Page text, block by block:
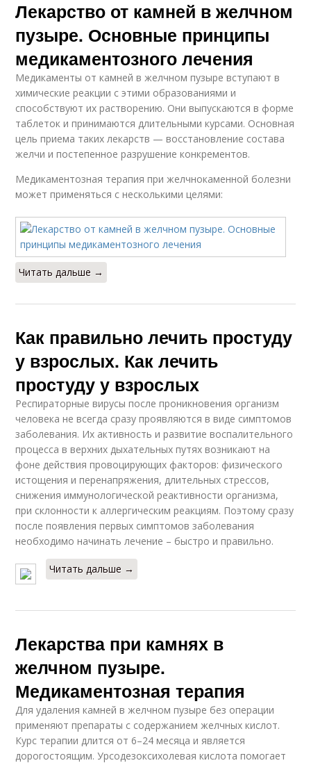
Лекарство от камней в желчном
пузыре. Основные принципы
медикаментозного лечения
Медикаменты от камней в желчном пузыре вступают в
химические реакции с этими образованиями и
способствуют их растворению. Они выпускаются в форме
таблеток и принимаются длительными курсами. Основная
цель приема таких лекарств — восстановление состава
желчи и постепенное разрушение конкрементов.
Медикаментозная терапия при желчнокаменной болезни
может применяться с несколькими целями:
Читать дальше →
Как правильно лечить простуду
у взрослых. Как лечить
простуду у взрослых
Респираторные вирусы после проникновения организм
человека не всегда сразу проявляются в виде симптомов
заболевания. Их активность и развитие воспалительного
процесса в верхних дыхательных путях возникают на
фоне действия провоцирующих факторов: физического
истощения и перенапряжения, длительных стрессов,
снижения иммунологической реактивности организма,
при склонности к аллергическим реакциям. Поэтому сразу
после появления первых симптомов заболевания
необходимо начинать лечение – быстро и правильно.
Читать дальше →
Лекарства при камнях в
желчном пузыре.
Медикаментозная терапия
Для удаления камней в желчном пузыре без операции
применяют препараты с содержанием желчных кислот.
Курс терапии длится от 6–24 месяца и является
дорогостоящим. Урсодезоксихолевая кислота помогает